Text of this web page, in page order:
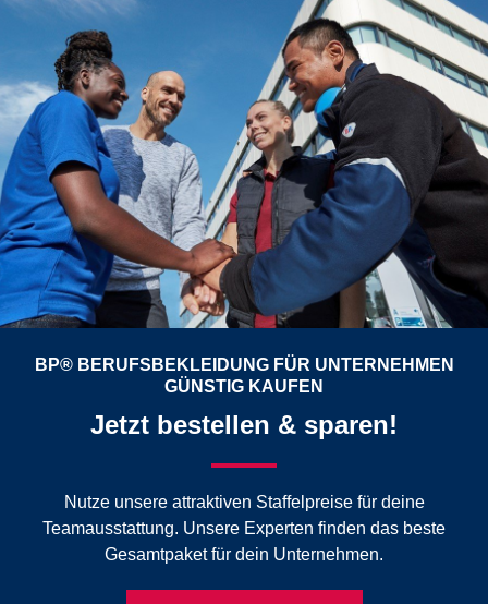
BP® BERUFSBEKLEIDUNG FÜR UNTERNEHMEN
GÜNSTIG KAUFEN
Jetzt bestellen & sparen!
Nutze unsere attraktiven Staffelpreise für deine
Teamausstattung. Unsere Experten finden das beste
Gesamtpaket für dein Unternehmen.